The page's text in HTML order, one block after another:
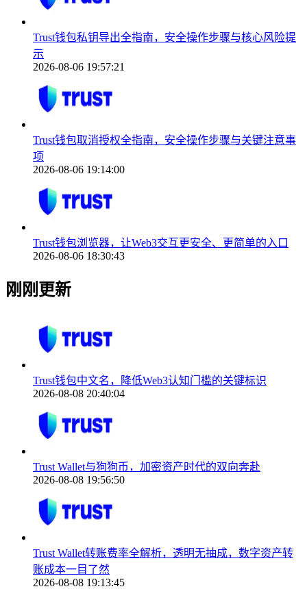
Trust钱包私钥导出全指南，安全操作步骤与核心风险提
示
2026-08-06 19:57:21
Trust钱包取消授权全指南，安全操作步骤与关键注意事
项
2026-08-06 19:14:00
Trust钱包浏览器，让Web3交互更安全、更简单的入口
2026-08-06 18:30:43
刚刚更新
Trust钱包中文名，降低Web3认知门槛的关键标识
2026-08-08 20:40:04
Trust Wallet与狗狗币，加密资产时代的双向奔赴
2026-08-08 19:56:50
Trust Wallet转账费率全解析，透明无抽成，数字资产转
账成本一目了然
2026-08-08 19:13:45